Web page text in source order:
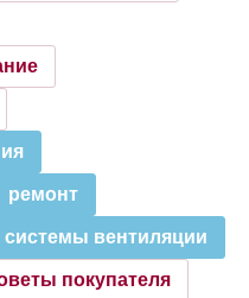
ремонт
системы вентиляции
покупателя